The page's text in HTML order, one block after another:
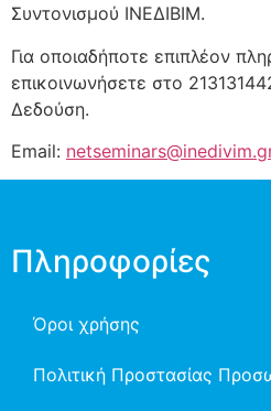
Συντονισμού ΙΝΕΔΙΒΙΜ.
Για οποιαδήποτε επιπλέον
επικοινωνήσετε στο
Δεδούση.
Email:
Πληροφορίες
Όροι χρήσης
Πολιτική Προστασίας